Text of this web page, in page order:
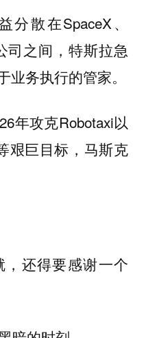
散在SpaceX、
司之间，特斯拉急
务执行的管家。
年攻克Robotaxi以
艰巨目标，马斯克
还得要感谢一个